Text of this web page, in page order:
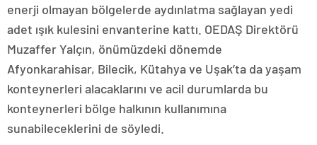
enerji olmayan bölgelerde aydınlatma sağlayan yedi
adet ışık kulesini envanterine kattı. OEDAŞ Direktörü
Muzaffer Yalçın, önümüzdeki dönemde
Afyonkarahisar, Bilecik, Kütahya ve Uşak’ta da yaşam
konteynerleri alacaklarını ve acil durumlarda bu
konteynerleri bölge halkının kullanımına
sunabileceklerini de söyledi.